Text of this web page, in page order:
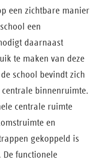
een zichtbare manier
een
daarnaast
te maken van deze
school bevindt zich
binnenruimte.
centrale ruimte
en
gekoppeld is
De functionele